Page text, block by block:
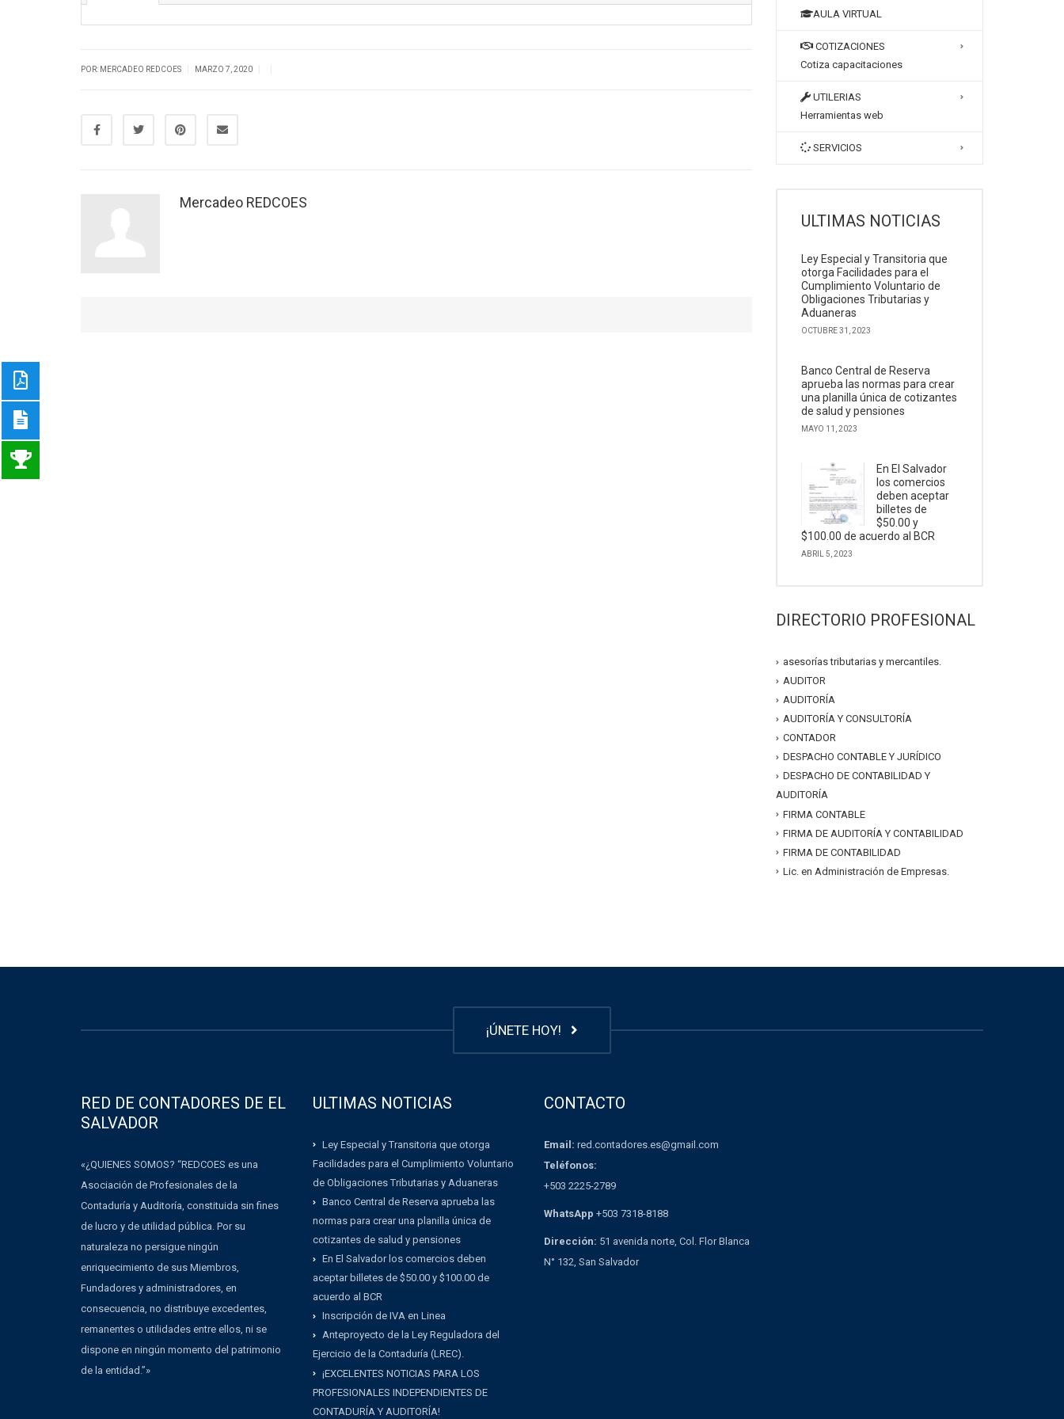
POR: MERCADEO REDCOES MARZO 7, 2020
Mercadeo REDCOES
AULA VIRTUAL
COTIZACIONES
Cotiza capacitaciones
UTILERIAS
Herramientas web
SERVICIOS
ULTIMAS NOTICIAS
Ley Especial y Transitoria que
otorga Facilidades para el
Cumplimiento Voluntario de
Obligaciones Tributarias y
Aduaneras
OCTUBRE 31, 2023
Banco Central de Reserva
aprueba las normas para crear
una planilla única de cotizantes
de salud y pensiones
MAYO 11, 2023
En El Salvador
los comercios
deben aceptar
billetes de
$50.00 y
$100.00 de acuerdo al BCR
ABRIL 5, 2023
DIRECTORIO PROFESIONAL
asesorías tributarias y mercantiles.
AUDITOR
AUDITORÍA
AUDITORÍA Y CONSULTORÍA
CONTADOR
DESPACHO CONTABLE Y JURÍDICO
DESPACHO DE CONTABILIDAD Y
AUDITORÍA
FIRMA CONTABLE
FIRMA DE AUDITORÍA Y CONTABILIDAD
FIRMA DE CONTABILIDAD
Lic. en Administración de Empresas.
¡ÚNETE HOY!
RED DE CONTADORES DE EL
SALVADOR
«¿QUIENES SOMOS? “REDCOES es una
Asociación de Profesionales de la
Contaduría y Auditoría, constituida sin fines
de lucro y de utilidad pública. Por su
naturaleza no persigue ningún
enriquecimiento de sus Miembros,
Fundadores y administradores, en
consecuencia, no distribuye excedentes,
remanentes o utilidades entre ellos, ni se
dispone en ningún momento del patrimonio
de la entidad.”»
ULTIMAS NOTICIAS
Ley Especial y Transitoria que otorga
Facilidades para el Cumplimiento Voluntario
de Obligaciones Tributarias y Aduaneras
Banco Central de Reserva aprueba las
normas para crear una planilla única de
cotizantes de salud y pensiones
En El Salvador los comercios deben
aceptar billetes de $50.00 y $100.00 de
acuerdo al BCR
Inscripción de IVA en Linea
Anteproyecto de la Ley Reguladora del
Ejercicio de la Contaduría (LREC).
¡EXCELENTES NOTICIAS PARA LOS
PROFESIONALES INDEPENDIENTES DE
CONTADURÍA Y AUDITORÍA!
CONTACTO
Email: red.contadores.es@gmail.com
Teléfonos:
+503 2225-2789
WhatsApp +503 7318-8188
Dirección: 51 avenida norte, Col. Flor Blanca
N° 132, San Salvador